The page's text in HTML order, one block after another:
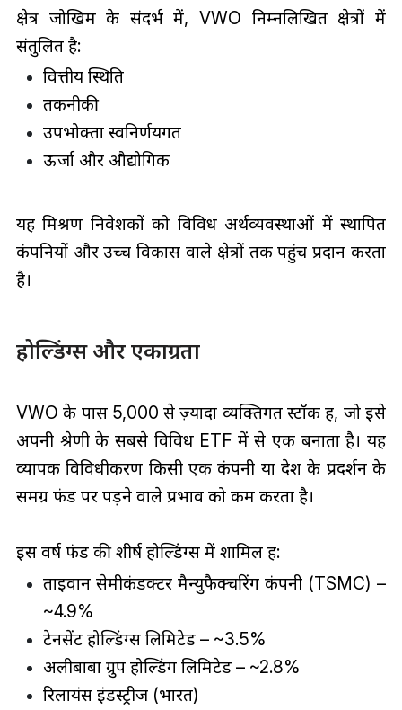
क्षेत्र जोखिम के संदर्भ में, VWO निम्नलिखित क्षेत्रों में
संतुलित है:
वित्तीय स्थिति
तकनीकी
उपभोक्ता स्वनिर्णयगत
ऊर्जा और औद्योगिक
यह मिश्रण निवेशकों को विविध अर्थव्यवस्थाओं में स्थापित
कंपनियों और उच्च विकास वाले क्षेत्रों तक पहुंच प्रदान करता
है।
होल्डिंग्स और एकाग्रता
VWO के पास 5,000 से ज़्यादा व्यक्तिगत स्टॉक हैं, जो इसे
अपनी श्रेणी के सबसे विविध ETF में से एक बनाता है। यह
व्यापक विविधीकरण किसी एक कंपनी या देश के प्रदर्शन के
समग्र फंड पर पड़ने वाले प्रभाव को कम करता है।
इस वर्ष फंड की शीर्ष होल्डिंग्स में शामिल हैं:
ताइवान सेमीकंडक्टर मैन्युफैक्चरिंग कंपनी (TSMC) –
~4.9%
टेनसेंट होल्डिंग्स लिमिटेड – ~3.5%
अलीबाबा ग्रुप होल्डिंग लिमिटेड – ~2.8%
रिलायंस इंडस्ट्रीज (भारत)